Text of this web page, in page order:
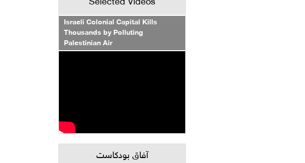
Selected Videos
Israeli Colonial Capital Kills
Thousands by Polluting
Palestinian Air
آفاق بودكاست